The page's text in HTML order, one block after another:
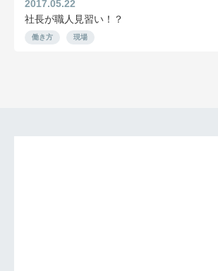
2017.05.22
社長が職人見習い！？
働き方 現場